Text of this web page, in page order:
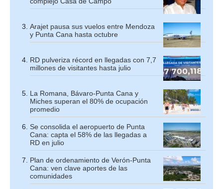
Arajet pausa sus vuelos entre Mendoza
y Punta Cana hasta octubre
RD pulveriza récord en llegadas con 7,7
millones de visitantes hasta julio
La Romana, Bávaro-Punta Cana y
Miches superan el 80% de ocupación
promedio
Se consolida el aeropuerto de Punta
Cana: capta el 58% de las llegadas a
RD en julio
Plan de ordenamiento de Verón-Punta
Cana: ven clave aportes de las
comunidades